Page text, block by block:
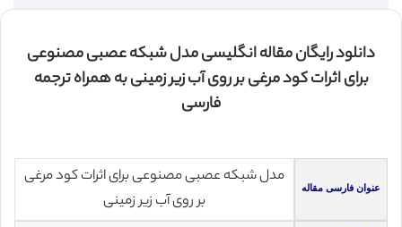
دانلود رایگان مقاله انگلیسی مدل شبکه عصبی مصنوعی
برای اثرات کود مرغی بر روی آب زیر زمینی به همراه ترجمه
فارسی
عنوان فارسی مقاله
مدل شبکه عصبی مصنوعی برای اثرات کود مرغی
بر روی آب زیر زمینی